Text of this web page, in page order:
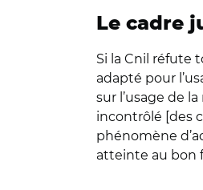
Le cadre
Si la Cnil réfute
adapté pour
sur l’usage de
incontrôlé [des
phénomène
atteinte au bon